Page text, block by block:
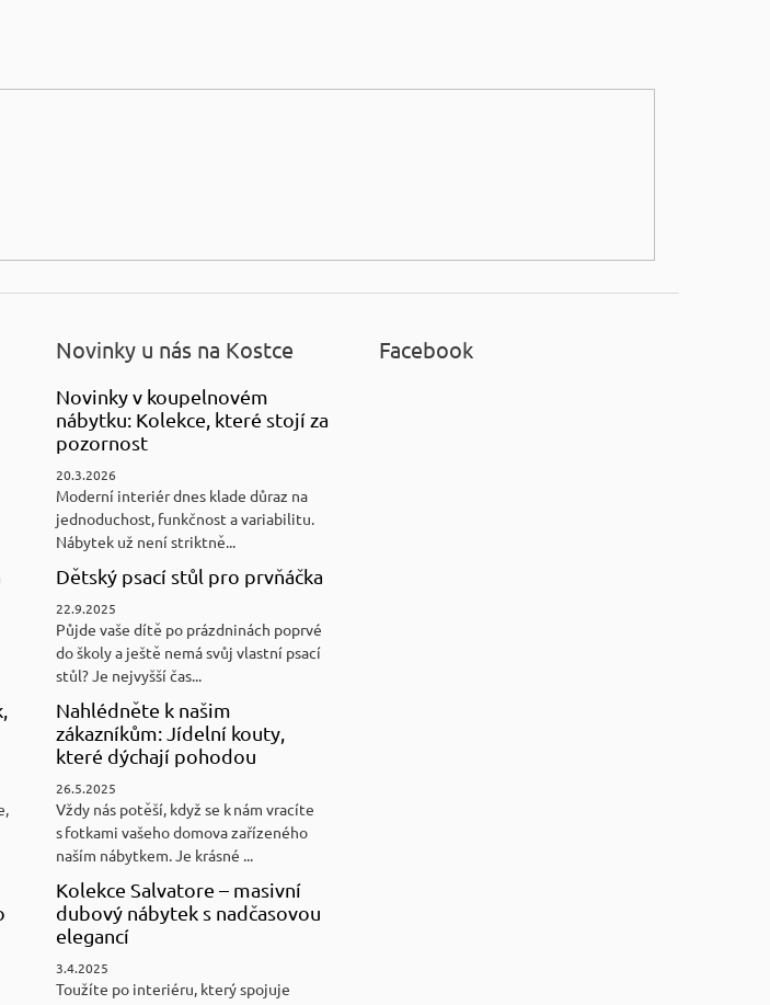
Novinky u nás na Kostce
Novinky v koupelnovém
nábytku: Kolekce, které stojí za
pozornost
20.3.2026
Moderní interiér dnes klade důraz na
jednoduchost, funkčnost a variabilitu.
Nábytek už není striktně...
Dětský psací stůl pro prvňáčka
22.9.2025
Půjde vaše dítě po prázdninách poprvé
do školy a ještě nemá svůj vlastní psací
stůl? Je nejvyšší čas...
Nahlédněte k našim
zákazníkům: Jídelní kouty,
které dýchají pohodou
26.5.2025
Vždy nás potěší, když se k nám vracíte
s fotkami vašeho domova zařízeného
naším nábytkem. Je krásné ...
Kolekce Salvatore – masivní
dubový nábytek s nadčasovou
elegancí
3.4.2025
Toužíte po interiéru, který spojuje
Facebook